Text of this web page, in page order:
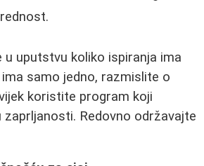
u uputstvu koliko ispiranja ima
samo jedno, razmislite o
koristite program koji
zaprljanosti. Redovno održavajte